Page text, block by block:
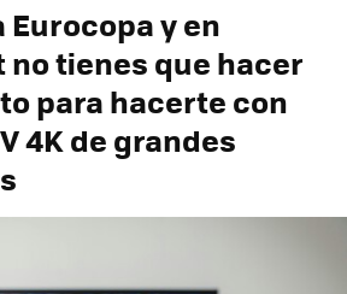
Eurocopa y en
tienes que hacer
para hacerte con
4K de grandes